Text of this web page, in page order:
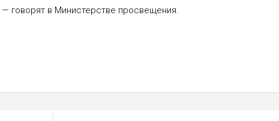
говорят в Министерстве просвещения.